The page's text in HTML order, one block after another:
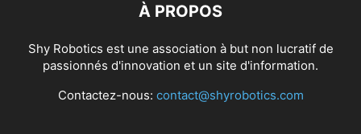
À PROPOS
Shy Robotics est une association à but non lucratif de
passionnés d'innovation et un site d'information.
Contactez-nous: contact@shyrobotics.com